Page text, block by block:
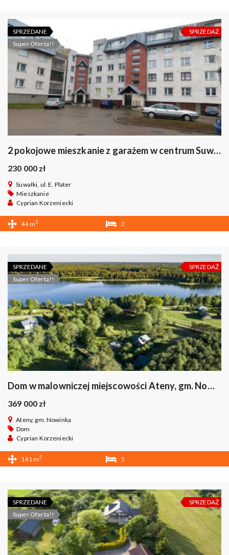
SPRZEDANE
Super Oferta!!
SPRZEDAŻ
2 pokojowe mieszkanie z garażem w centrum Suwałk
230 000 zł
Suwałki, ul. E. Plater
Mieszkanie
Cyprian Korzeniecki
44 m2
2
SPRZEDANE
Super Oferta!!
SPRZEDAŻ
Dom w malowniczej miejscowości Ateny, gm. Nowinka
369 000 zł
Ateny, gm. Nowinka
Dom
Cyprian Korzeniecki
141 m2
5
SPRZEDANE
Super Oferta!!
SPRZEDAŻ